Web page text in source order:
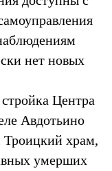
нет новых
Центра
Авдотьино
Троицкий храм,
умерших